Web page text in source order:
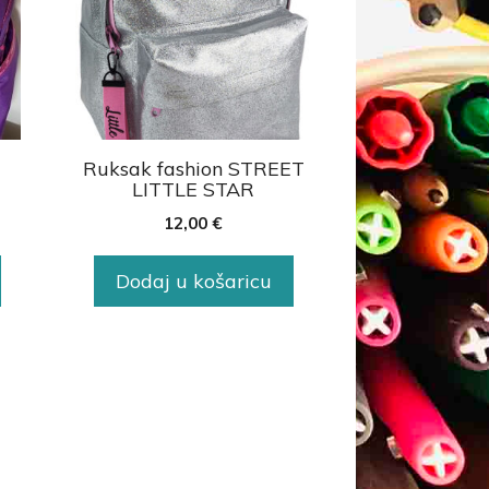
Ruksak fashion STREET
LITTLE STAR
12,00€
Dodaj u košaricu